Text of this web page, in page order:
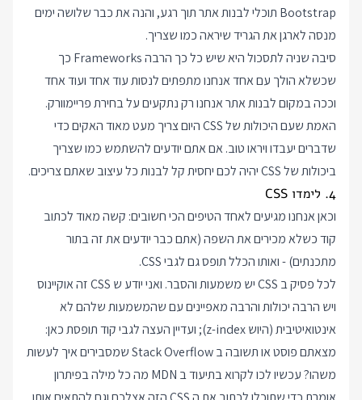
Bootstrap תוכלי לבנות אתר תוך רגע, והנה את כבר שלושה ימים
מנסה לארגן את הגריד שיראה כמו שצריך.
סיבה שניה לתסכול היא שיש כל כך הרבה Frameworks כך
שכשלא הולך עם אחד אנחנו מתפתים לנסות עוד אחד ועוד אחד
וככה במקום לבנות אתר אנחנו רק נתקעים על בחירת פריימוורק.
האמת שעם היכולות של CSS היום צריך מעט מאוד האקים כדי
שדברים יעבדו ויראו טוב. אם אתם יודעים להשתמש כמו שצריך
ביכולות של CSS יהיה לכם יחסית קל לבנות כל עיצוב שאתם צריכים.
4. לימדו CSS
וכאן אנחנו מגיעים לאחד הטיפים הכי חשובים: קשה מאוד לכתוב
קוד כשלא מכירים את השפה (אתם כבר יודעים את זה בתור
מתכנתים) - ואותו הכלל תופס גם לגבי CSS.
לכל פסיק ב CSS יש משמעות והסבר. ואני יודע ש CSS זה אוקיינוס
ויש הרבה יכולות והרבה מאפיינים עם שהמשמעות שלהם לא
אינטואיטיבית (היוש z-index); ועדיין העצה לגבי קוד תופסת כאן:
מצאתם פוסט או תשובה ב Stack Overflow שמסבירים איך לעשות
משהו? עכשיו לכו לקרוא בתיעוד ב MDN מה כל מילה בפיתרון